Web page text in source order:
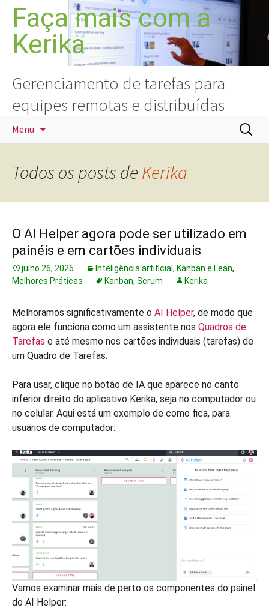
Pular
para
conteúdo
Faça mais com a
Kerika
Gerenciamento de tarefas para
equipes remotas e distribuídas
Menu
por:
Todos os posts de Kerika
O AI Helper agora pode ser utilizado em
painéis e em cartões individuais
julho 26, 2026 Inteligência artificial , Kanban e Lean,
Melhores Práticas
Kanban, Scrum Kerika
Melhoramos significativamente o AI Helper, de modo que
agora ele funciona como um assistente nos Quadros de
Tarefas e até mesmo nos cartões individuais (tarefas) de
um Quadro de Tarefas.
Para usar, clique no botão de IA que aparece no canto
inferior direito do aplicativo Kerika, seja no computador ou
no celular. Aqui está um exemplo de como fica, para
usuários de computador:
Vamos examinar mais de perto os componentes do painel
do AI Helper: